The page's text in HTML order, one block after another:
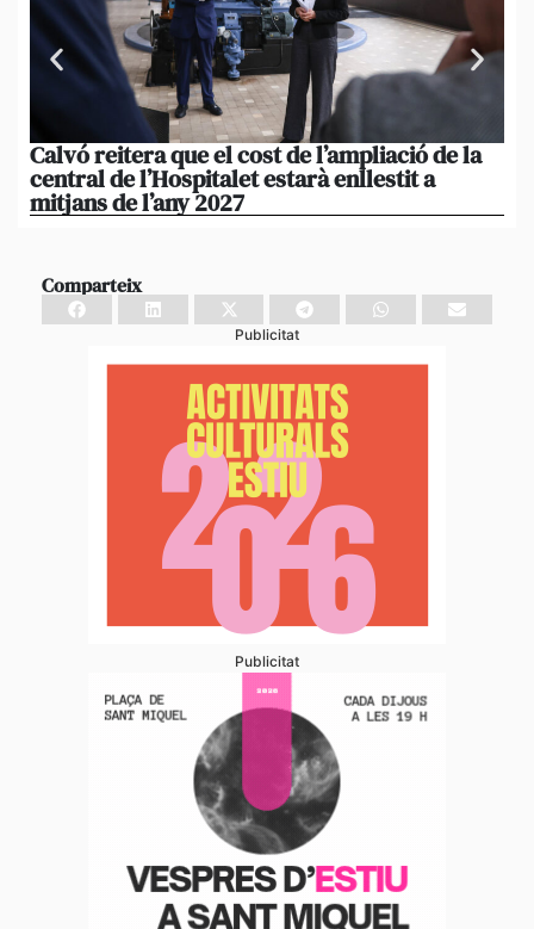
Calvó reitera que el cost de l’ampliació de la
central de l’Hospitalet estarà enllestit a
mitjans de l’any 2027
Comparteix
Publicitat
Publicitat